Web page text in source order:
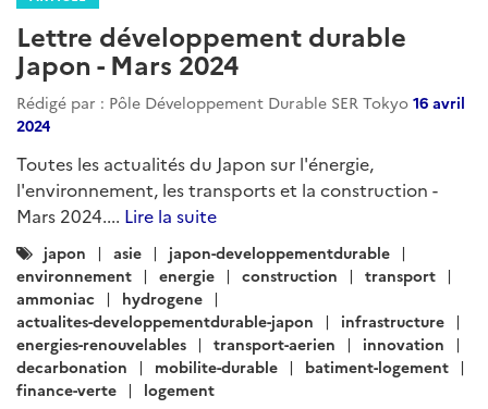
Lettre développement durable
Japon - Mars 2024
Rédigé par : Pôle Développement Durable SER Tokyo 16 avril
2024
Toutes les actualités du Japon sur l'énergie,
l'environnement, les transports et la construction -
Mars 2024.... Lire la suite
Catégories
:
japon asie
japon-developpementdurable
environnement
energie construction
transport
ammoniac
hydrogene
actualites-developpementdurable-japon
infrastructure
energies-renouvelables
transport-aerien
innovation
decarbonation
mobilite-durable
batiment-logement
finance-verte
logement